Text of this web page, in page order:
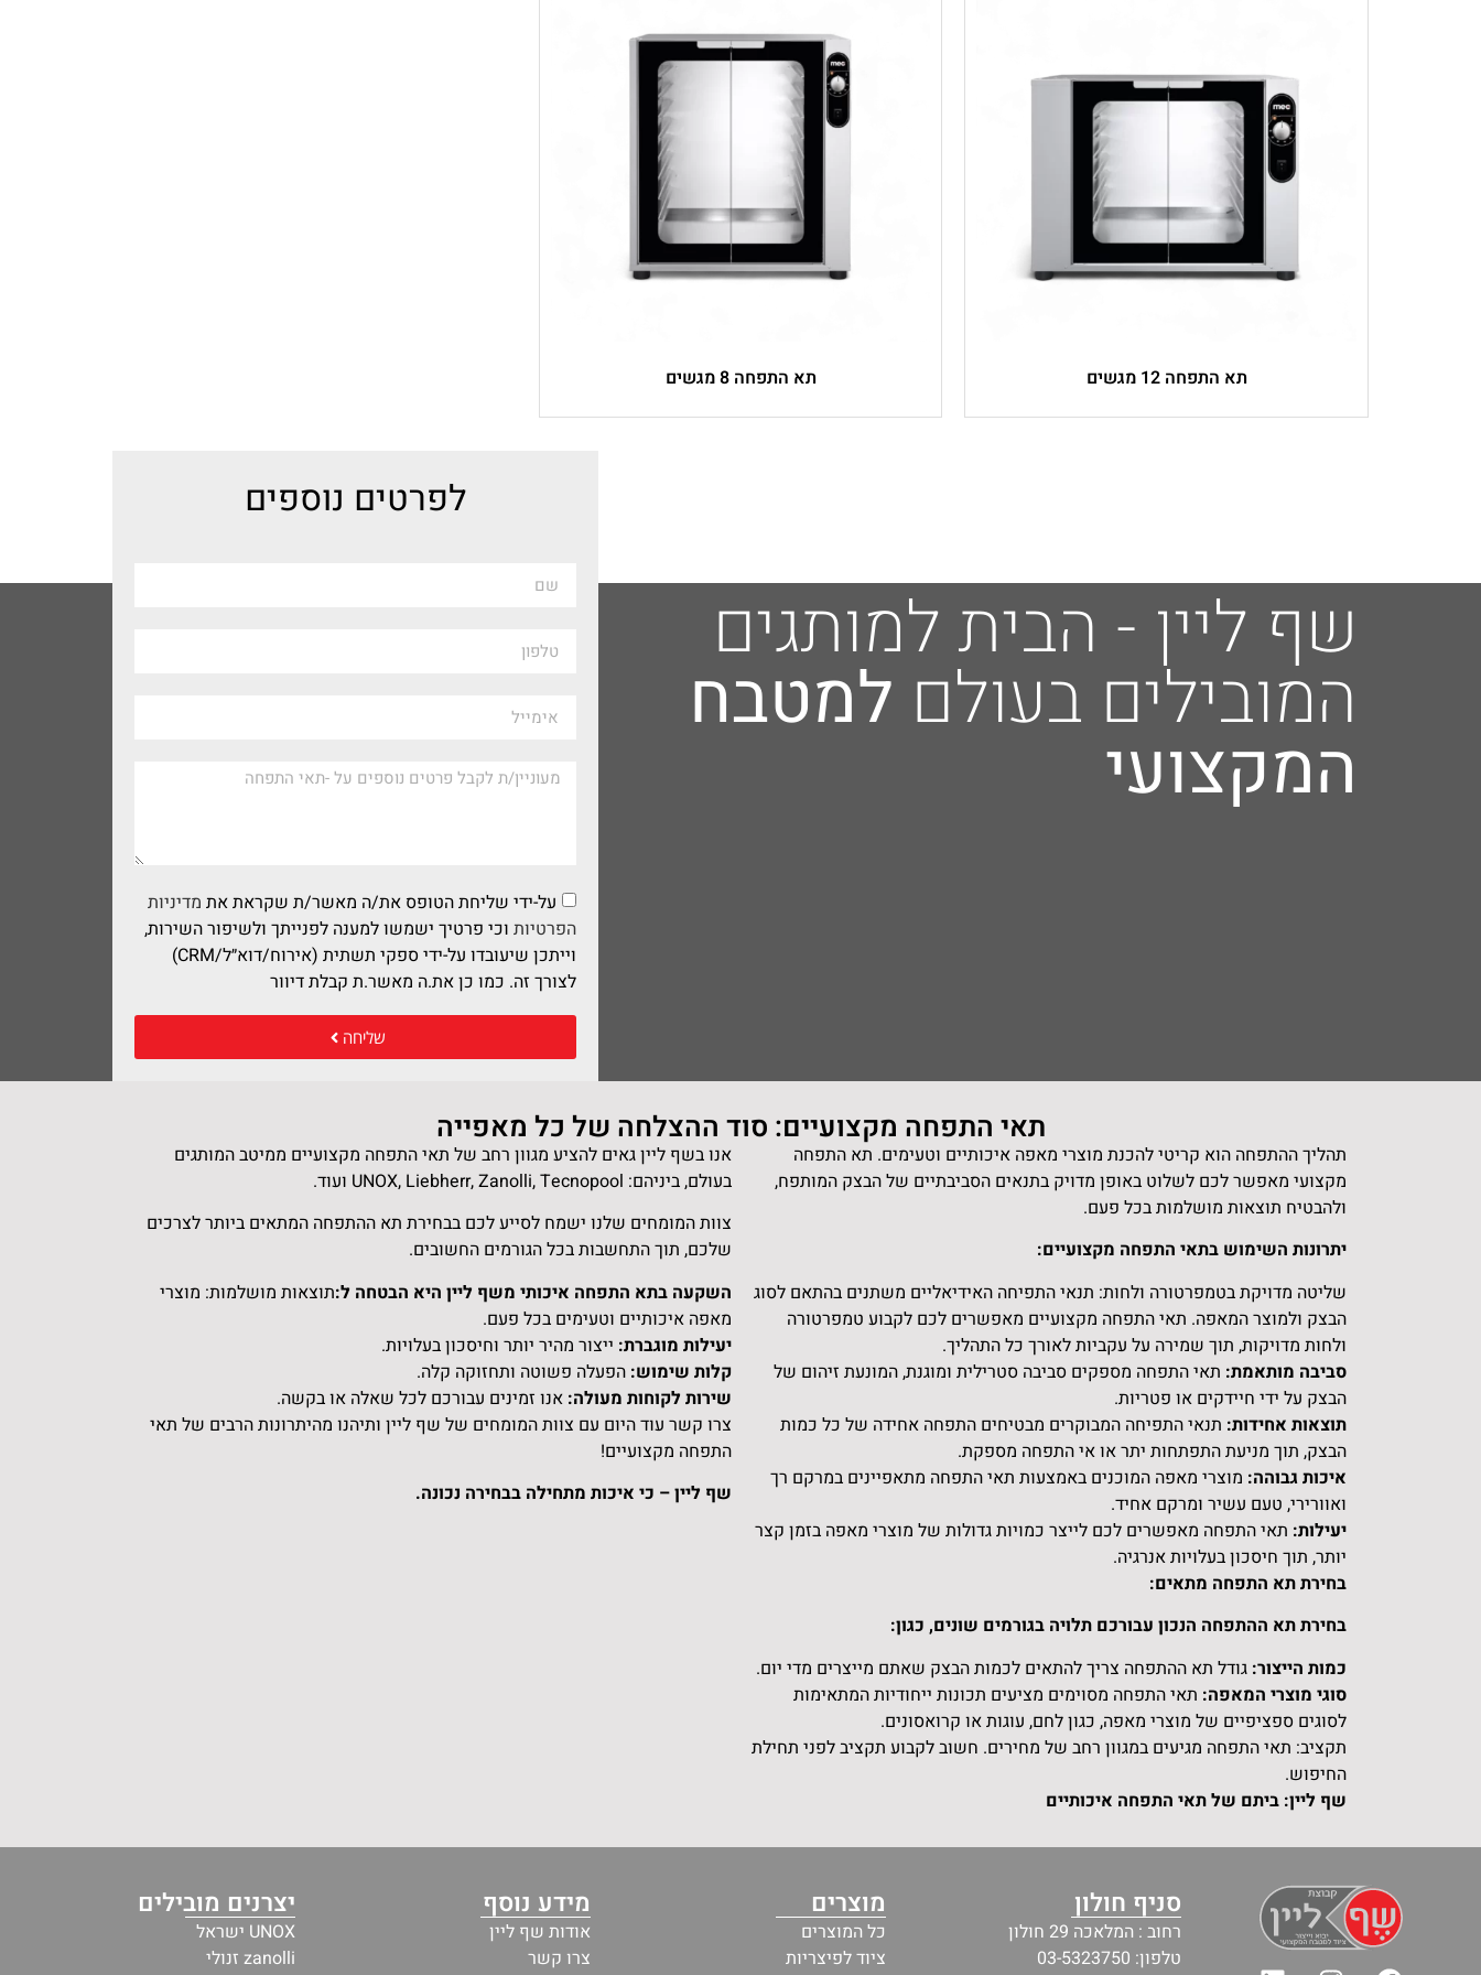
תא התפחה 12 מגשים תא התפחה 8 מגשים
שף ליין - הבית למותגים
המובילים בעולם למטבח
המקצועי
לפרטים נוספים
על-ידי שליחת הטופס את/ה מאשר/ת שקראת את מדיניות
הפרטיות וכי פרטיך ישמשו למענה לפנייתך ולשיפור השירות,
וייתכן שיעובדו על-ידי ספקי תשתית (אירוח/דוא״ל/CRM)
לצורך זה. כמו כן את.ה מאשר.ת קבלת דיוור
שליחה
תאי התפחה מקצועיים: סוד ההצלחה של כל מאפייה
תהליך ההתפחה הוא קריטי להכנת מוצרי מאפה איכותיים וטעימים. תא התפחה
מקצועי מאפשר לכם לשלוט באופן מדויק בתנאים הסביבתיים של הבצק המותפח,
ולהבטיח תוצאות מושלמות בכל פעם.
יתרונות השימוש בתאי התפחה מקצועיים:
שליטה מדויקת בטמפרטורה ולחות: תנאי התפיחה האידיאליים משתנים בהתאם לסוג
הבצק ולמוצר המאפה. תאי התפחה מקצועיים מאפשרים לכם לקבוע טמפרטורה
ולחות מדויקות, תוך שמירה על עקביות לאורך כל התהליך.
סביבה מותאמת: תאי התפחה מספקים סביבה סטרילית ומוגנת, המונעת זיהום של
הבצק על ידי חיידקים או פטריות.
תוצאות אחידות: תנאי התפיחה המבוקרים מבטיחים התפחה אחידה של כל כמות
הבצק, תוך מניעת התפתחות יתר או אי התפחה מספקת.
איכות גבוהה: מוצרי מאפה המוכנים באמצעות תאי התפחה מתאפיינים במרקם רך
ואוורירי, טעם עשיר ומרקם אחיד.
יעילות: תאי התפחה מאפשרים לכם לייצר כמויות גדולות של מוצרי מאפה בזמן קצר
יותר, תוך חיסכון בעלויות אנרגיה.
בחירת תא התפחה מתאים:
בחירת תא ההתפחה הנכון עבורכם תלויה בגורמים שונים, כגון:
כמות הייצור: גודל תא ההתפחה צריך להתאים לכמות הבצק שאתם מייצרים מדי יום.
סוגי מוצרי המאפה: תאי התפחה מסוימים מציעים תכונות ייחודיות המתאימות
לסוגים ספציפיים של מוצרי מאפה, כגון לחם, עוגות או קרואסונים.
תקציב: תאי התפחה מגיעים במגוון רחב של מחירים. חשוב לקבוע תקציב לפני תחילת
החיפוש.
שף ליין: ביתם של תאי התפחה איכותיים
אנו בשף ליין גאים להציע מגוון רחב של תאי התפחה מקצועיים ממיטב המותגים
בעולם, ביניהם: UNOX, Liebherr, Zanolli, Tecnopool ועוד.
צוות המומחים שלנו ישמח לסייע לכם בבחירת תא ההתפחה המתאים ביותר לצרכים
שלכם, תוך התחשבות בכל הגורמים החשובים.
השקעה בתא התפחה איכותי משף ליין היא הבטחה ל:תוצאות מושלמות: מוצרי
מאפה איכותיים וטעימים בכל פעם.
יעילות מוגברת: ייצור מהיר יותר וחיסכון בעלויות.
קלות שימוש: הפעלה פשוטה ותחזוקה קלה.
שירות לקוחות מעולה: אנו זמינים עבורכם לכל שאלה או בקשה.
צרו קשר עוד היום עם צוות המומחים של שף ליין ותיהנו מהיתרונות הרבים של תאי
התפחה מקצועיים!
שף ליין – כי איכות מתחילה בבחירה נכונה.
סניף חולון
רחוב : המלאכה 29 חולון
טלפון: 03-5323750
מוצרים
כל המוצרים
ציוד לפיצריות
מידע נוסף
אודות שף ליין
צרו קשר
יצרנים מובילים
UNOX ישראל
zanolli זנולי